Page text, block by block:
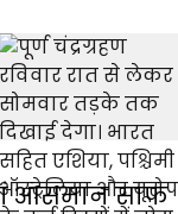
आसमान साफ